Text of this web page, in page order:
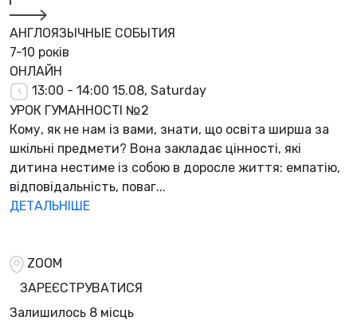
АНГЛОЯЗЫЧНЫЕ СОБЫТИЯ
7-10 років
ОНЛАЙН
13:00 - 14:00 15.08, Saturday
УРОК ГУМАННОСТІ №2
Кому, як не нам із вами, знати, що освіта ширша за
шкільні предмети? Вона закладає цінності, які
дитина нестиме із собою в доросле життя: емпатію,
відповідальність, поваг...
ДЕТАЛЬНІШЕ
ZOOM
ЗАРЕЄСТРУВАТИСЯ
Залишилось 8 місць